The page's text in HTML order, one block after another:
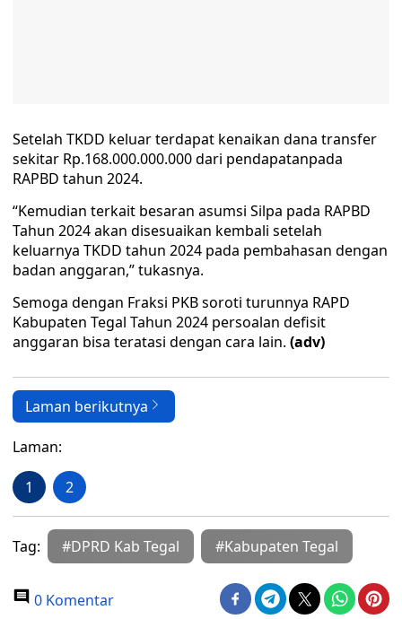
Setelah TKDD keluar terdapat kenaikan dana transfer
sekitar Rp.168.000.000.000 dari pendapatanpada
RAPBD tahun 2024.
“Kemudian terkait besaran asumsi Silpa pada RAPBD
Tahun 2024 akan disesuaikan kembali setelah
keluarnya TKDD tahun 2024 pada pembahasan dengan
badan anggaran,” tukasnya.
Semoga dengan Fraksi PKB soroti turunnya RAPD
Kabupaten Tegal Tahun 2024 persoalan defisit
anggaran bisa teratasi dengan cara lain. (adv)
Laman berikutnya
Laman:
1 2
Tag: #DPRD Kab Tegal #Kabupaten Tegal
0 Komentar